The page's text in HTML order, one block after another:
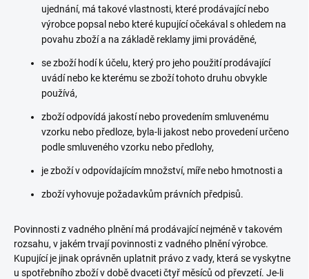
ujednání, má takové vlastnosti, které prodávající nebo
výrobce popsal nebo které kupující očekával s ohledem na
povahu zboží a na základě reklamy jimi prováděné,
se zboží hodí k účelu, který pro jeho použití prodávající
uvádí nebo ke kterému se zboží tohoto druhu obvykle
používá,
zboží odpovídá jakostí nebo provedením smluvenému
vzorku nebo předloze, byla-li jakost nebo provedení určeno
podle smluveného vzorku nebo předlohy,
je zboží v odpovídajícím množství, míře nebo hmotnosti a
zboží vyhovuje požadavkům právních předpisů.
Povinnosti z vadného plnění má prodávající nejméně v takovém
rozsahu, v jakém trvají povinnosti z vadného plnění výrobce.
Kupující je jinak oprávněn uplatnit právo z vady, která se vyskytne
u spotřebního zboží v době dvaceti čtyř měsíců od převzetí. Je-li